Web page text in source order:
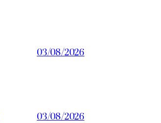
03/08/2026
03/08/2026